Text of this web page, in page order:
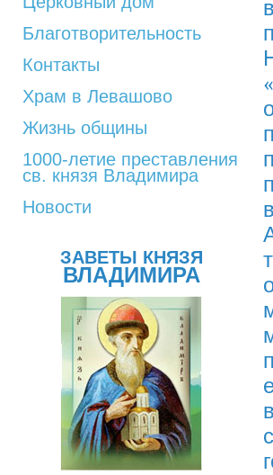
Благотворительность
Контакты
Храм в Левашово
Жизнь общины
1000-летие преставления
св. князя Владимира
Новости
ЗАВЕТЫ КНЯЗЯ
ВЛАДИМИРА